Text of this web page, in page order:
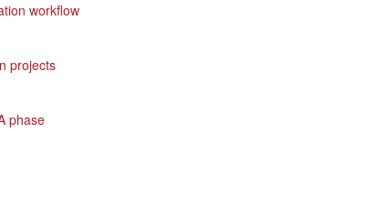
workflow
projects
phase